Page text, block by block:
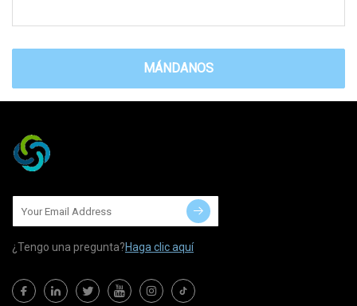
MÁNDANOS
¿Tengo una pregunta?Haga clic aquí